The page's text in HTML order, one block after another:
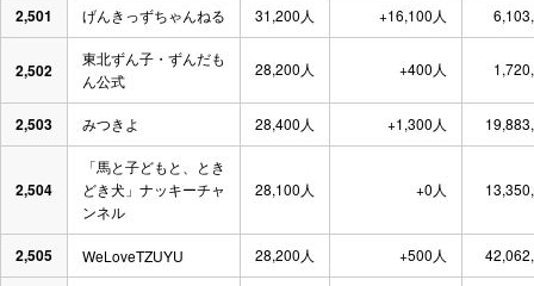
2,501
げんきっずちゃんねる 31,200人 +16,100人
2,502
東北ずん子・ずんだも
ん公式
28,200人 +400人
2,503 みつきよ 28,400人 +1,300人
2,504
「馬と子どもと、とき
どき犬」ナッキーチャ
ンネル
28,100人 +0人
2,505 WeLoveTZUYU 28,200人 +500人